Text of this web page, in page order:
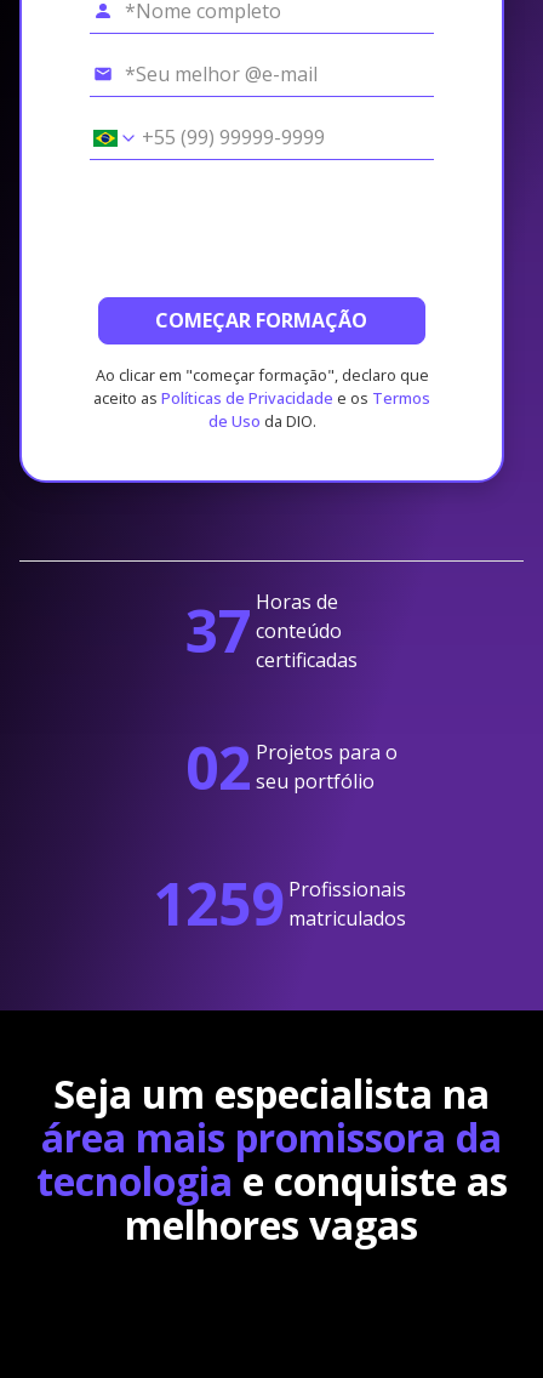
COMEÇAR FORMAÇÃO
Ao clicar em "começar formação", declaro que
aceito as Políticas de Privacidade e os Termos
de Uso da DIO.
37 Horas de
conteúdo
certificadas
02 Projetos para o
seu portfólio
1259 Profissionais
matriculados
Seja um especialista na
área mais promissora da
tecnologia e conquiste as
melhores vagas